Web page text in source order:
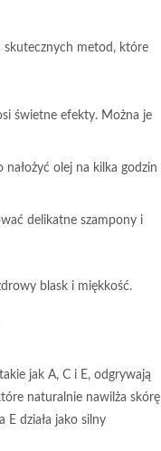
skutecznych metod, które
świetne efekty. Można je
olej na kilka godzin
delikatne szampony i
blask i miękkość.
jak A, C i E, odgrywają
naturalnie nawilża skórę
działa jako silny